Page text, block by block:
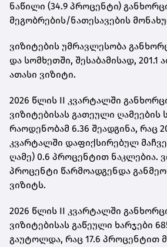
ნაწილი (34.9 პროცენტი)
მეგობრების/ნათესავების
ვიზიტების უმრავლესობა
და სომხეთში, შესაბამისად, 201.1
ათასი ვიზიტი.
2026 წლის II კვარტალში
ვიზიტებისას გათეული ღამეების
რაოდენობამ 6.36 შეადგინა, რაც
კვარტალში დაფიქსირებულ
ღამე) 0.6 პროცენტით ნაკლებია.
პროცენტი წარმოადგენდა
ვიზიტს.
2026 წლის II კვარტალში
ვიზიტებისას გაწეული ხარჯები
გაუტოლდა, რაც 17.6 პროცენტით